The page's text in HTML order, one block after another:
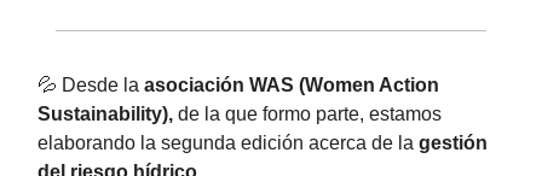
💦 Desde la asociación WAS (Women Action
Sustainability), de la que formo parte, estamos
elaborando la segunda edición acerca de la gestión